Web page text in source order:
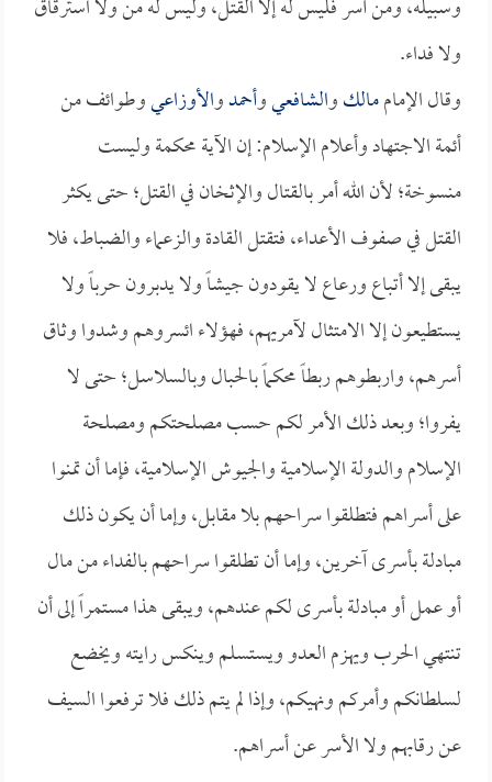
وسبيله، ومن أسر فليس له إلا القتل، وليس له من ولا استرقاق
ولا فداء.
وقال الإماممالكوالشافعيوأحمدوالأوزاعيوطوائف من
أئمة الاجتهاد وأعلام الإسلام: إن الآية محكمة وليست
منسوخة؛ لأن الله أمر بالقتال والإثخان في القتل؛ حتى يكثر
القتل في صفوف الأعداء، فتقتل القادة والزعماء والضباط، فلا
يبقى إلا أتباع ورعاع لا يقودون جيشاً ولا يدبرون حرباً ولا
يستطيعون إلا الامتثال لآمريهم، فهؤلاء ائسروهم وشدوا وثاق
أسرهم، واربطوهم ربطاً محكماً بالحبال وبالسلاسل؛ حتى لا
يفروا؛ وبعد ذلك الأمر لكم حسب مصلحتكم ومصلحة
الإسلام والدولة الإسلامية والجيوش الإسلامية، فإما أن تمنوا
على أسراهم فتطلقوا سراحهم بلا مقابل، وإما أن يكون ذلك
مبادلة بأسرى آخرين، وإما أن تطلقوا سراحهم بالفداء من مال
أو عمل أو مبادلة بأسرى لكم عندهم، ويبقى هذا مستمراً إلى أن
تنتهي الحرب ويهزم العدو ويستسلم وينكس رايته ويخضع
لسلطانكم وأمركم ونهيكم، وإذا لم يتم ذلك فلا ترفعوا السيف
عن رقابهم ولا الأسر عن أسراهم.